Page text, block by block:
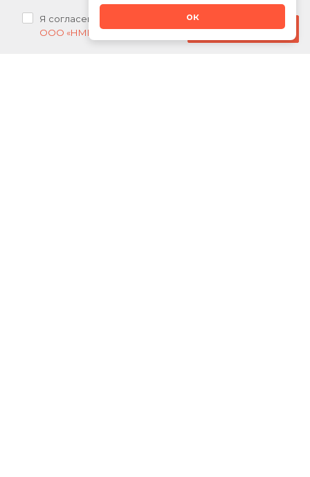
ок
Я согласен на
получение рекламных рассылок от
ООО «НМК»
Стать дилером